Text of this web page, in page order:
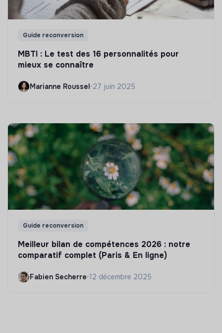
Guide reconversion
MBTI : Le test des 16 personnalités pour
mieux se connaître
Marianne Roussel•27 juin 2025
Guide reconversion
Meilleur bilan de compétences 2026 : notre
comparatif complet (Paris & En ligne)
Fabien Secherre•12 décembre 2025